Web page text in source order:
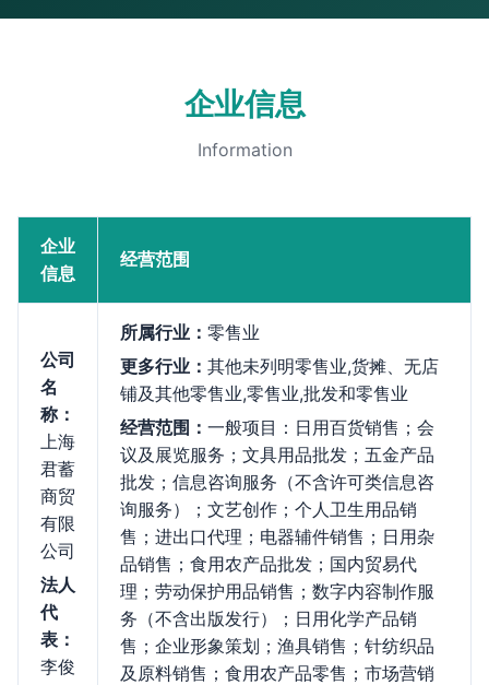
企业信息
Information
企业
信息
经营范围
公司
名
称：
上海
君蓄
商贸
有限
公司
法人
代
表：
李俊
所属行业： 零售业
更多行业： 其他未列明零售业,货摊、无店
铺及其他零售业,零售业,批发和零售业
经营范围： 一般项目：日用百货销售；会
议及展览服务；文具用品批发；五金产品
批发；信息咨询服务（不含许可类信息咨
询服务）；文艺创作；个人卫生用品销
售；进出口代理；电器辅件销售；日用杂
品销售；食用农产品批发；国内贸易代
理；劳动保护用品销售；数字内容制作服
务（不含出版发行）；日用化学产品销
售；企业形象策划；渔具销售；针纺织品
及原料销售；食用农产品零售；市场营销